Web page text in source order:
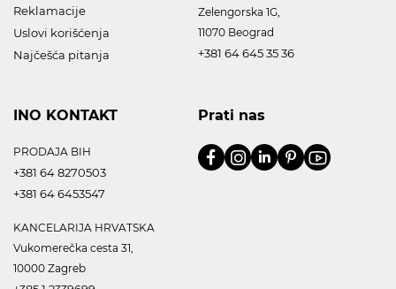
Reklamacije
Uslovi korišćenja
Najčešća pitanja
Zelengorska 1G,
11070 Beograd
+381 64 645 35 36
INO KONTAKT
PRODAJA BIH
+381 64 8270503
+381 64 6453547
KANCELARIJA HRVATSKA
Vukomerečka cesta 31,
10000 Zagreb
Prati nas